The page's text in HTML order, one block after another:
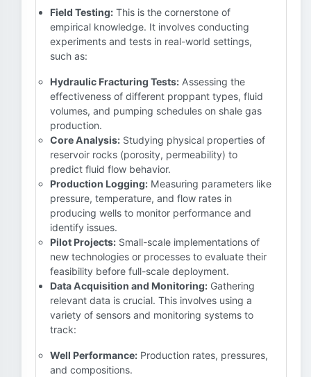
Field Testing: This is the cornerstone of
empirical knowledge. It involves conducting
experiments and tests in real-world settings,
such as:
Hydraulic Fracturing Tests: Assessing the
effectiveness of different proppant types, fluid
volumes, and pumping schedules on shale gas
production.
Core Analysis: Studying physical properties of
reservoir rocks (porosity, permeability) to
predict fluid flow behavior.
Production Logging: Measuring parameters like
pressure, temperature, and flow rates in
producing wells to monitor performance and
identify issues.
Pilot Projects: Small-scale implementations of
new technologies or processes to evaluate their
feasibility before full-scale deployment.
Data Acquisition and Monitoring: Gathering
relevant data is crucial. This involves using a
variety of sensors and monitoring systems to
track:
Well Performance: Production rates, pressures,
and compositions.